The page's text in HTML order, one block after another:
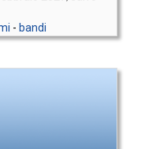
- bandi